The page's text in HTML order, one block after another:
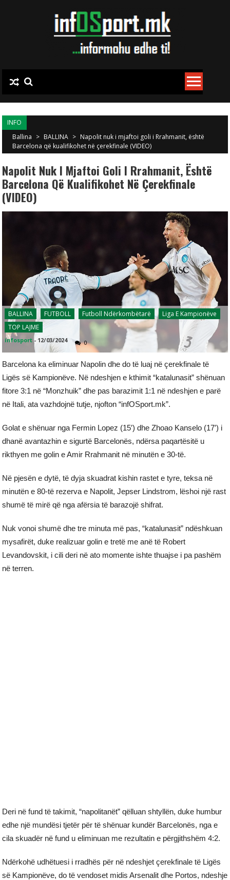
INFO
Ballina > BALLINA > Napolit nuk i mjaftoi goli i Rrahmanit, është
Barcelona që kualifikohet në çerekfinale (VIDEO)
Napolit Nuk I Mjaftoi Goli I Rrahmanit, Është
Barcelona Që Kualifikohet Në Çerekfinale
(VIDEO)
BALLINA FUTBOLL Futboll Ndërkombëtarë
Liga E Kampionëve
TOP LAJME
infosport - 12/03/2024 0
Barcelona ka eliminuar Napolin dhe do të luaj në çerekfinale të
Ligës së Kampionëve. Në ndeshjen e kthimit “katalunasit” shënuan
fitore 3:1 në “Monzhuik” dhe pas barazimit 1:1 në ndeshjen e parë
në Itali, ata vazhdojnë tutje, njofton “infOSport.mk”.
Golat e shënuar nga Fermin Lopez (15′) dhe Zhoao Kanselo (17′) i
dhanë avantazhin e sigurtë Barcelonës, ndërsa paqartësitë u
rikthyen me golin e Amir Rrahmanit në minutën e 30-të.
Në pjesën e dytë, të dyja skuadrat kishin rastet e tyre, teksa në
minutën e 80-të rezerva e Napolit, Jepser Lindstrom, lëshoi një rast
shumë të mirë që nga afërsia të barazojë shifrat.
Nuk vonoi shumë dhe tre minuta më pas, “katalunasit” ndëshkuan
mysafirët, duke realizuar golin e tretë me anë të Robert
Levandovskit, i cili deri në ato momente ishte thuajse i pa pashëm
në terren.
Deri në fund të takimit, “napolitanët” qëlluan shtyllën, duke humbur
edhe një mundësi tjetër për të shënuar kundër Barcelonës, nga e
cila skuadër në fund u eliminuan me rezultatin e përgjithshëm 4:2.
Ndërkohë udhëtuesi i rradhës për në ndeshjet çerekfinale të Ligës
së Kampionëve, do të vendoset midis Arsenalit dhe Portos, ndeshje